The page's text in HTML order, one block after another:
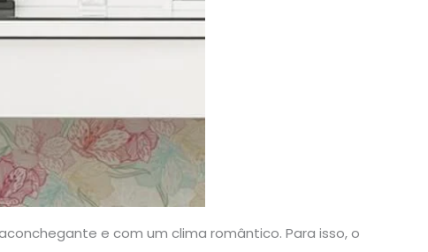
e com um clima romântico. Para isso, o